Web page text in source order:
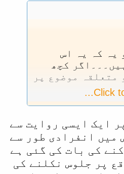
یہ کہ یہ اس
کچھ
متعلقہ موضوع پر
غلط کام
کا سہارا
پر کیا جانا
Click
ایک ایسی روایت سے
میں انفرادی طور سے
کی بات کی گئی ہے
پر جلوس نکلنے کی